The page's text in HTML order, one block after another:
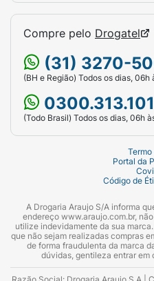
Compre pelo Drogatel
(31) 3270-
(BH e Região) Todos os dias, 06h
(Todo Brasil) Todos os dias, 06h
Termo
Portal da
Código de
A Drogaria Araujo S/A informa
endereço www.araujo.com.br,
utilize indevidamente da sua
que não sejam realizadas compras
de forma fraudulenta da marca
dúvidas, gentileza entrar